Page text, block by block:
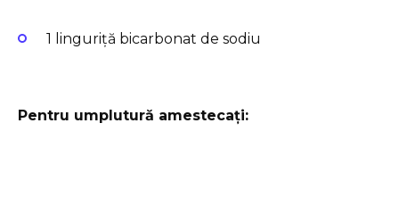
1 linguriță bicarbonat de sodiu
Pentru umplutură amestecați: